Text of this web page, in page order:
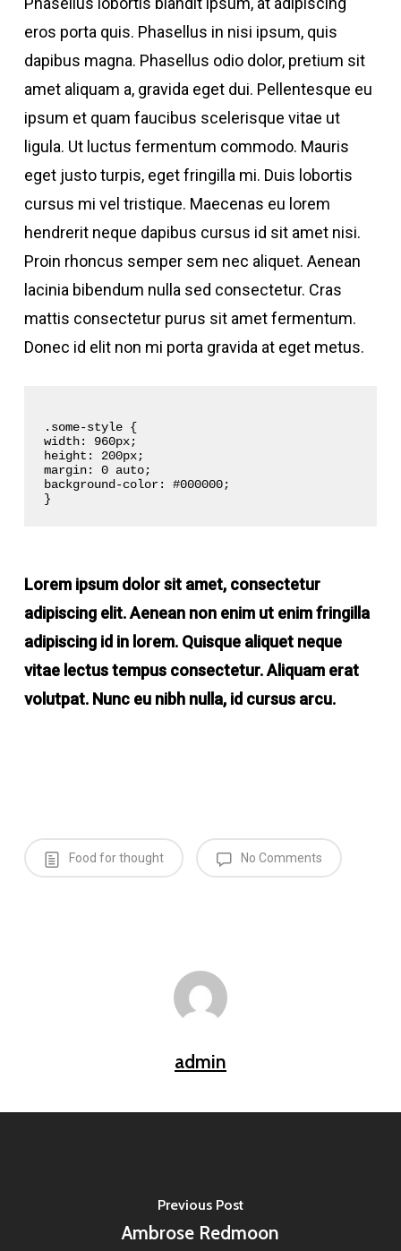
eros porta quis. Phasellus in nisi ipsum, quis
dapibus magna. Phasellus odio dolor, pretium sit
amet aliquam a, gravida eget dui. Pellentesque eu
ipsum et quam faucibus scelerisque vitae ut
ligula. Ut luctus fermentum commodo. Mauris
eget justo turpis, eget fringilla mi. Duis lobortis
cursus mi vel tristique. Maecenas eu lorem
hendrerit neque dapibus cursus id sit amet nisi.
Proin rhoncus semper sem nec aliquet. Aenean
lacinia bibendum nulla sed consectetur. Cras
mattis consectetur purus sit amet fermentum.
Donec id elit non mi porta gravida at eget metus.
.some-style {
width: 960px;
height: 200px;
margin: 0 auto;
background-color: #000000;
}
Lorem ipsum dolor sit amet, consectetur
adipiscing elit. Aenean non enim ut enim fringilla
adipiscing id in lorem. Quisque aliquet neque
vitae lectus tempus consectetur. Aliquam erat
volutpat. Nunc eu nibh nulla, id cursus arcu.
Food for thought No Comments
admin
Previous Post
Ambrose Redmoon